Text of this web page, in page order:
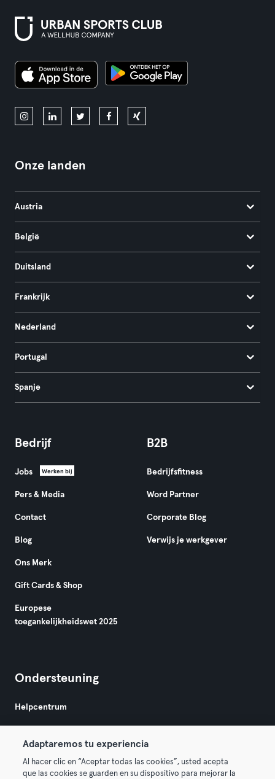
Onze landen
Austria
België
Duitsland
Frankrijk
Nederland
Portugal
Spanje
Bedrijf
Jobs Werken bij
Pers & Media
Contact
Blog
Ons Merk
Gift Cards & Shop
Europese
toegankelijkheidswet 2025
B2B
Bedrijfsfitness
Word Partner
Corporate Blog
Verwijs je werkgever
Ondersteuning
Helpcentrum
Adaptaremos tu experiencia
Al hacer clic en “Aceptar todas las cookies”, usted acepta
que las cookies se guarden en su dispositivo para mejorar la